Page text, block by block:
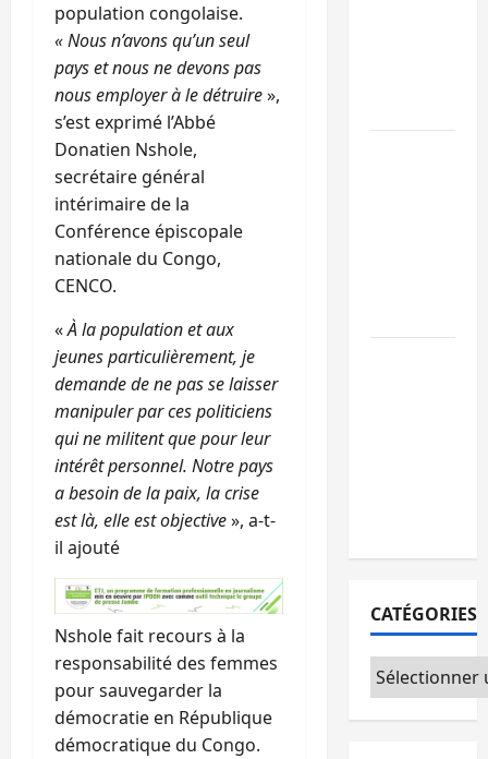
population congolaise.
« Nous n’avons qu’un seul
pays et nous ne devons pas
nous employer à le détruire»,
s’est exprimé l’Abbé
Donatien Nshole,
secrétaire général
intérimaire de la
Conférence épiscopale
nationale du Congo,
CENCO.
«À la population et aux
jeunes particulièrement, je
demande de ne pas se laisser
manipuler par ces politiciens
qui ne militent que pour leur
intérêt personnel. Notre pays
a besoin de la paix, la crise
est là, elle est objective», a-t-
il ajouté
Nshole fait recours à la
responsabilité des femmes
pour sauvegarder la
démocratie en République
démocratique du Congo.
CATÉGORIES
Catégories